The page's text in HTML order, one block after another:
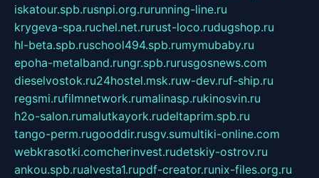
iskatour.spb.rusnpi.org.rurunning-line.ru
krygeva-spa.ruchel.net.rurust-loco.rudugshop.ru
hl-beta.spb.ruschool494.spb.rumymubaby.ru
epoha-metalband.rungr.spb.rurusgosnews.com
dieselvostok.ru24hostel.msk.ruw-dev.ruf-ship.ru
regsmi.rufilmnetwork.rumalinasp.rukinosvin.ru
h2o-salon.rumalutkayork.rudeltaprim.spb.ru
tango-perm.rugooddir.rusgv.sumultiki-online.com
webkrasotki.comcherinvest.rudetskiy-ostrov.ru
ankou.spb.rualvesta1.rupdf-creator.runix-files.org.ru